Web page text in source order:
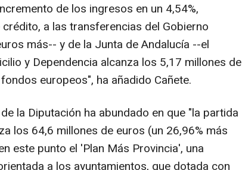
de los ingresos en un 4,54%,
a las transferencias del Gobierno
más-- y de la Junta de Andalucía --el
y Dependencia alcanza los 5,17 millones de
europeos", ha añadido Cañete.
la Diputación ha abundado en que "la partida
los 64,6 millones de euros (un 26,96% más
este punto el 'Plan Más Provincia', una
a los ayuntamientos, que dotada con